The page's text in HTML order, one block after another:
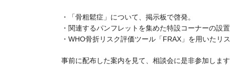
・「骨粗鬆症」について、掲示板で啓発。
・関連するパンフレットを集めた特設コーナーの設置
・WHO骨折リスク評価ツール「FRAX」を用いたリス
事前に配布した案内を見て、相談会に是非参加しま